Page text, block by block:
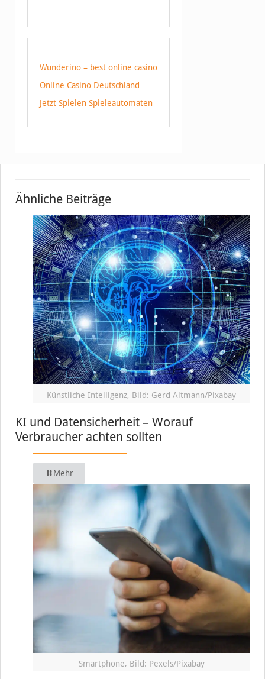
Wunderino – best online casino
Online Casino Deutschland
Jetzt Spielen Spieleautomaten
Ähnliche Beiträge
Künstliche Intelligenz, Bild: Gerd Altmann/Pixabay
KI und Datensicherheit – Worauf
Verbraucher achten sollten
Mehr
Smartphone, Bild: Pexels/Pixabay